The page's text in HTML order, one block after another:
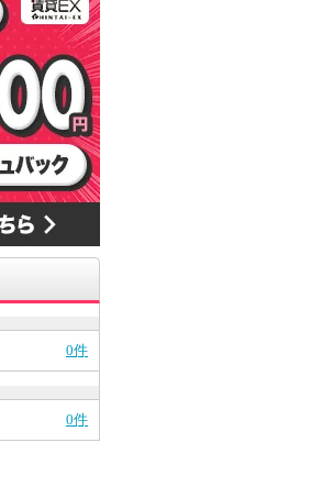
0件
0件